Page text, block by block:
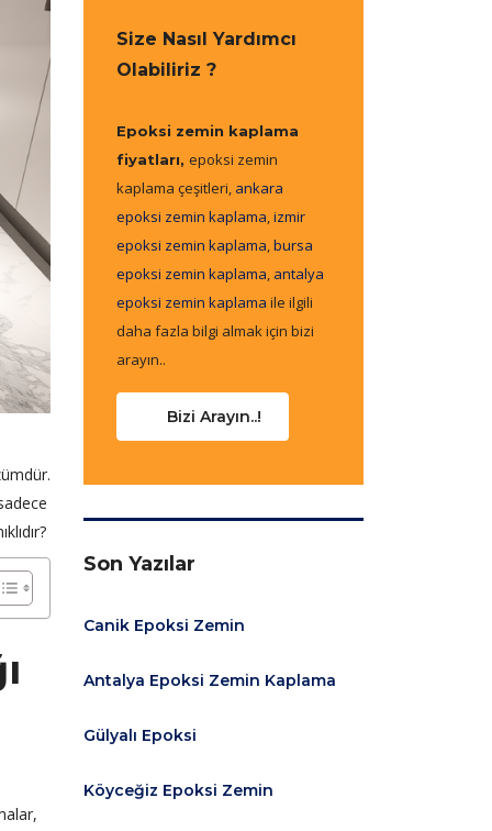
Size Nasıl Yardımcı
Olabiliriz ?
Epoksi zemin kaplama
fiyatları, epoksi zemin
kaplama çeşitleri, ankara
epoksi zemin kaplama,izmir
epoksi zemin kaplama,bursa
epoksi zemin kaplama, antalya
epoksi zemin kaplama ile ilgili
daha fazla bilgi almak için bizi
arayın..
Bizi Arayın..!
Son Yazılar
Canik Epoksi Zemin
Antalya Epoksi Zemin Kaplama
Gülyalı Epoksi
Köyceğiz Epoksi Zemin